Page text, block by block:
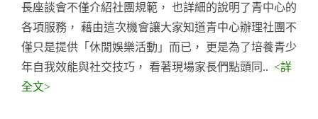
長座談會不僅介紹社團規範， 也詳細的說明了青中心的
各項服務， 藉由這次機會讓大家知道青中心辦理社團不
僅只是提供「休閒娛樂活動」而已， 更是為了培養青少
年自我效能與社交技巧， 看著現場家長們點頭同.. <詳
全文>